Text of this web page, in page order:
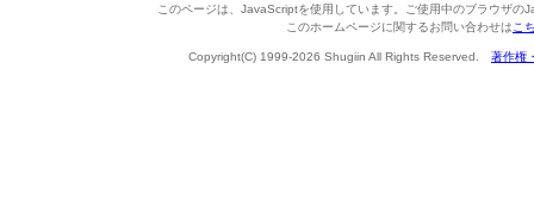
このページは、JavaScriptを使用しています。ご使用中のブラウザの
このホームページに関するお問い合わせは こ
Copyright(C) 1999-2026 Shugiin All Rights Reserved. 著作権